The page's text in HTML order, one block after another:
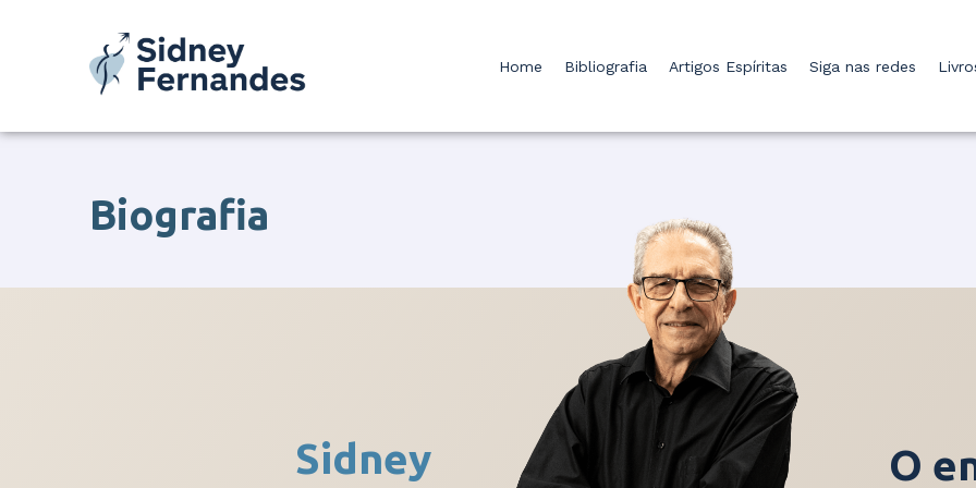
Home Bibliografia Artigos Espíritas Siga nas redes
Biografia
Sidney
O